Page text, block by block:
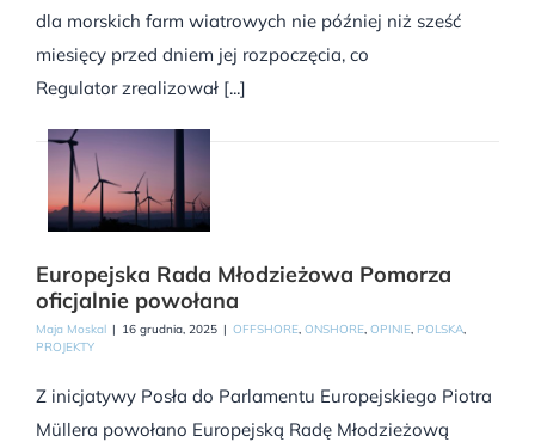
dla morskich farm wiatrowych nie później niż sześć
miesięcy przed dniem jej rozpoczęcia, co
Regulator zrealizował [...]
Europejska Rada Młodzieżowa Pomorza
oficjalnie powołana
Maja Moskal | 16 grudnia, 2025 | OFFSHORE, ONSHORE, OPINIE, POLSKA,
PROJEKTY
Z inicjatywy Posła do Parlamentu Europejskiego Piotra
Müllera powołano Europejską Radę Młodzieżową